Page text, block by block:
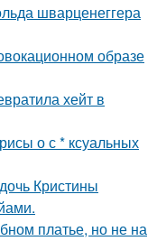
шварценеггера
образе
хейт в
о с * ксуальных
Кристины
платье, но не на